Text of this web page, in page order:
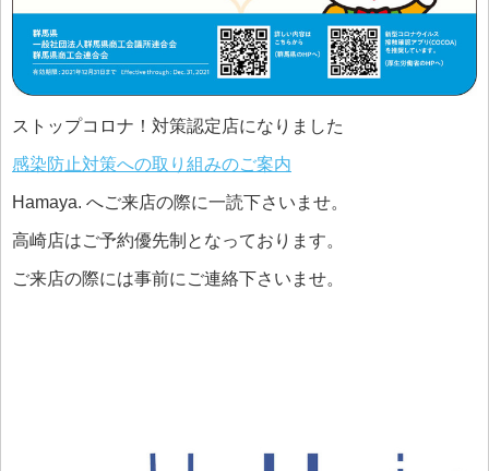
ストップコロナ！対策認定店になりました
感染防止対策への取り組みのご案内
Hamaya. へご来店の際に一読下さいませ。
高崎店はご予約優先制となっております。
ご来店の際には事前にご連絡下さいませ。